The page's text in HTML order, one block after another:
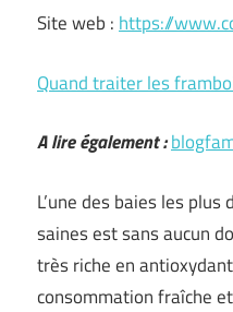
Site web : https://
Quand traiter les
A lire également :
L’une des baies les
saines est sans aucun
très riche en
consommation fraîche